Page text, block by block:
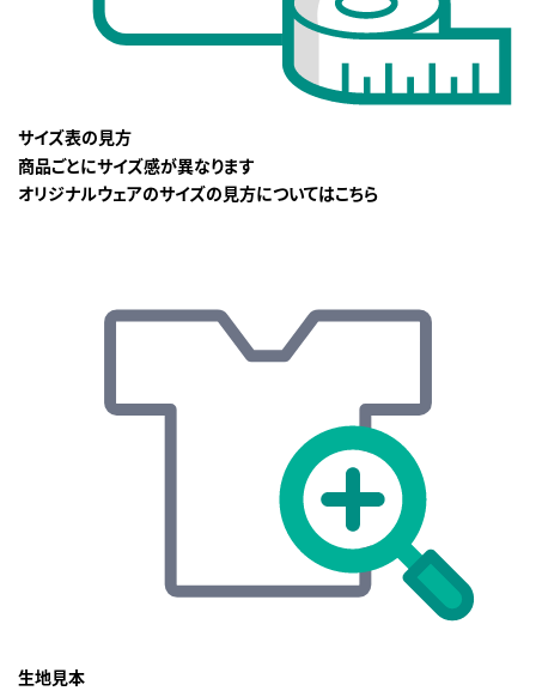
サイズ表の見方
商品ごとにサイズ感が異なります
オリジナルウェアのサイズの見方についてはこちら
生地見本